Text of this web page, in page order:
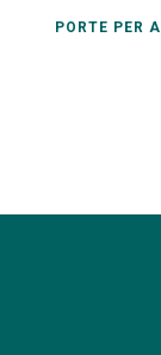
PORTE PER